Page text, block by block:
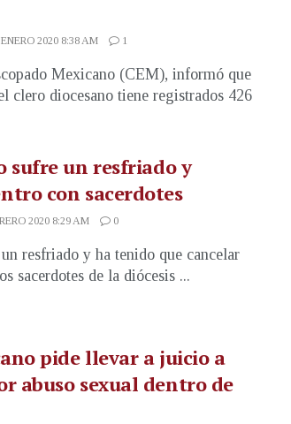
2020 8:38 AM 1
Mexicano (CEM), informó que
clero diocesano tiene registrados 426
sufre un resfriado y
con sacerdotes
2020 8:29 AM 0
resfriado y ha tenido que cancelar
sacerdotes de la diócesis ...
pide llevar a juicio a
abuso sexual dentro de